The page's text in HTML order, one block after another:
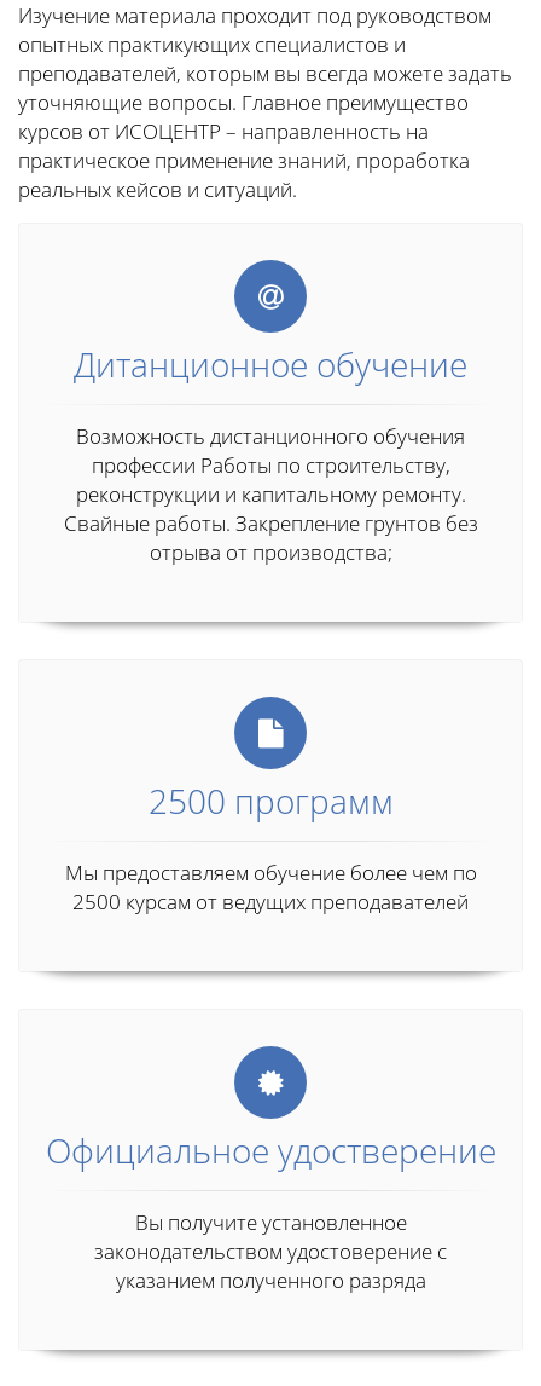
Изучение материала проходит под руководством
опытных практикующих специалистов и
преподавателей, которым вы всегда можете задать
уточняющие вопросы. Главное преимущество
курсов от ИСОЦЕНТР – направленность на
практическое применение знаний, проработка
реальных кейсов и ситуаций.
Дитанционное обучение
Возможность дистанционного обучения
профессии Работы по строительству,
реконструкции и капитальному ремонту.
Свайные работы. Закрепление грунтов без
отрыва от производства;
2500 программ
Мы предоставляем обучение более чем по
2500 курсам от ведущих преподавателей
Официальное удостверение
Вы получите установленное
законодательством удостоверение с
указанием полученного разряда